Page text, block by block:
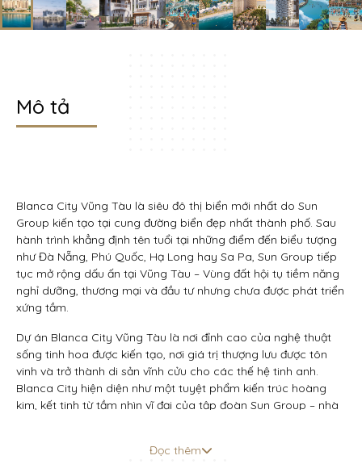
Mô tả
Blanca City Vũng Tàu là siêu đô thị biển mới nhất do Sun
Group kiến tạo tại cung đường biển đẹp nhất thành phố. Sau
hành trình khẳng định tên tuổi tại những điểm đến biểu tượng
như Đà Nẵng, Phú Quốc, Hạ Long hay Sa Pa, Sun Group tiếp
tục mở rộng dấu ấn tại Vũng Tàu – Vùng đất hội tụ tiềm năng
nghỉ dưỡng, thương mại và đầu tư nhưng chưa được phát triển
xứng tầm.
Dự án Blanca City Vũng Tàu là nơi đỉnh cao của nghệ thuật
sống tinh hoa được kiến tạo, nơi giá trị thượng lưu được tôn
vinh và trở thành di sản vĩnh cửu cho các thế hệ tinh anh.
Blanca City hiện diện như một tuyệt phẩm kiến trúc hoàng
kim, kết tinh từ tầm nhìn vĩ đại của tập đoàn Sun Group – nhà
trên bờ biển tuyệt mỹ nhất Vũng Tàu, Blanca City không đơn
Đọc thêm